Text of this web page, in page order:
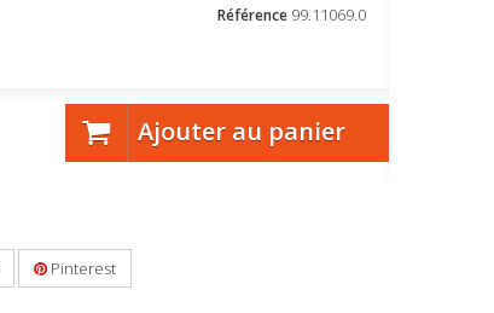
Référence 99.11069.0
Ajouter au panier
Pinterest